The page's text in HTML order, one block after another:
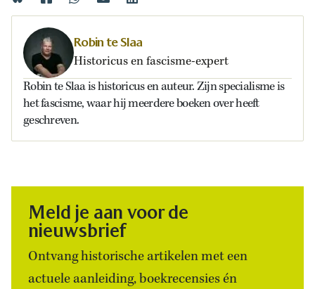
Robin te Slaa
Historicus en fascisme-expert
Robin te Slaa is historicus en auteur. Zijn specialisme is
het fascisme, waar hij meerdere boeken over heeft
geschreven.
Meld je aan voor de
nieuwsbrief
Ontvang historische artikelen met een
actuele aanleiding, boekrecensies én